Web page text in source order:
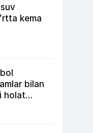
kema
bilan
holat